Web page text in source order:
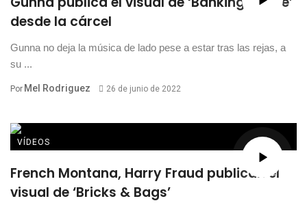
desde la cárcel
Gunna no deja la música de lado pese a estar tras las rejas, a
su ...
Por Mel Rodriguez 26 de junio de 2022
VÍDEOS
French Montana, Harry Fraud publican el
visual de ‘Bricks & Bags’